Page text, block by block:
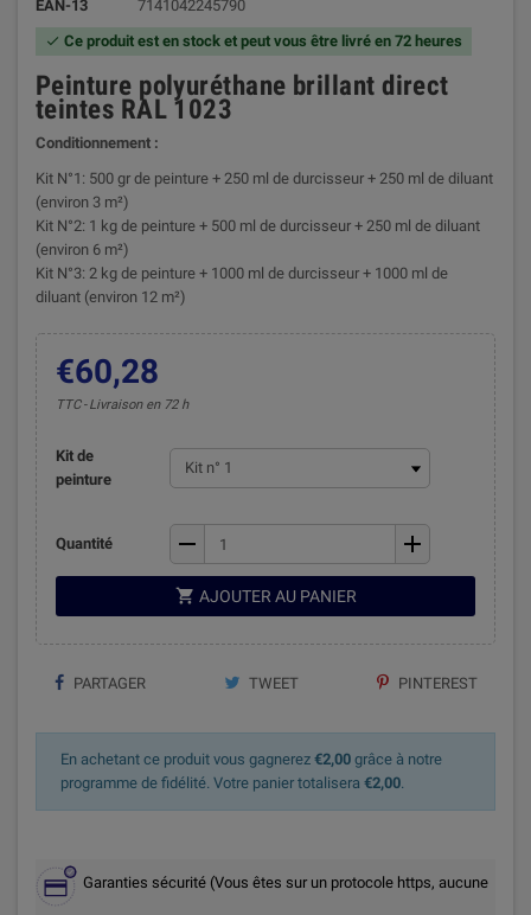
EAN-13
7141042245790
 Ce produit est en stock et peut vous être livré en 72 heures
Peinture polyuréthane brillant direct
teintes RAL 1023
Conditionnement :
Kit N°1: 500 gr de peinture + 250 ml de durcisseur + 250 ml de diluant
(environ 3 m²)
Kit N°2: 1 kg de peinture + 500 ml de durcisseur + 250 ml de diluant
(environ 6 m²)
Kit N°3: 2 kg de peinture + 1000 ml de durcisseur + 1000 ml de
diluant (environ 12 m²)
€60,28
TTC Livraison en 72 h
Kit de
peinture
Quantité remove add
 AJOUTER AU PANIER
PARTAGER TWEET PINTEREST
En achetant ce produit vous gagnerez €2,00 grâce à notre
programme de fidélité. Votre panier totalisera €2,00.
Garanties sécurité (Vous êtes sur un protocole https, aucune